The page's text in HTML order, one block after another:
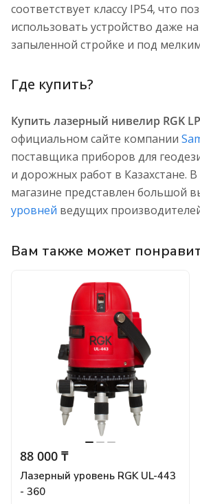
соответствует классу IP54, что
использовать устройство даже
запыленной стройке и под
Где купить?
Купить лазерный нивелир RGK
официальном сайте компании
поставщика приборов для
и дорожных работ в Казахстане.
магазине представлен большой
уровней ведущих
Вам также может
88 000 ₸
Лазерный уровень RGK UL-443
- 360